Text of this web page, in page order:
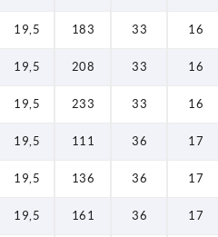
19,5 183 33 16
19,5 208 33 16
19,5 233 33 16
19,5 111 36 17
19,5 136 36 17
19,5 161 36 17